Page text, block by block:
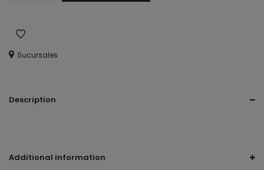
Sucursales
Description
Additional information